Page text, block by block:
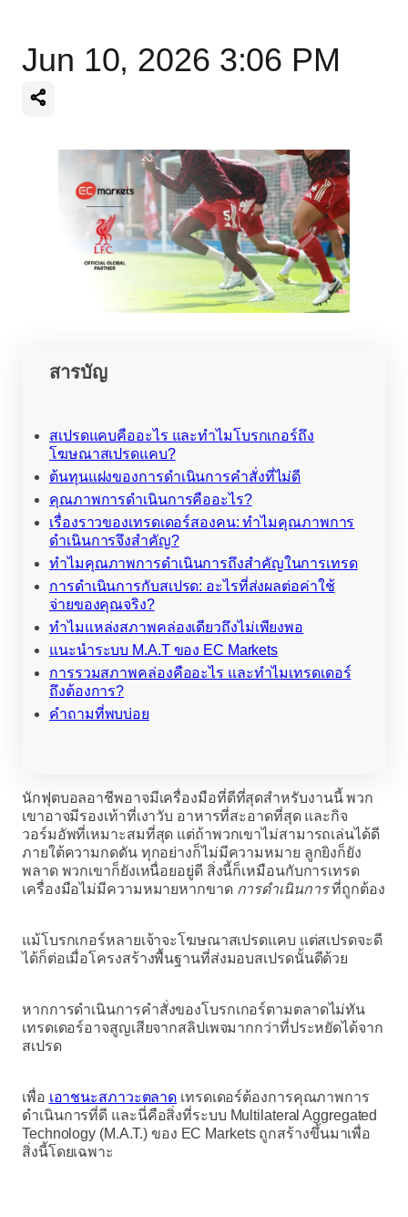
Jun 10, 2026 3:06 PM
สารบัญ
สเปรดแคบคืออะไร และทำไมโบรกเกอร์ถึง
โฆษณาสเปรดแคบ?
ต้นทุนแฝงของการดำเนินการคำสั่งที่ไม่ดี
คุณภาพการดำเนินการคืออะไร?
เรื่องราวของเทรดเดอร์สองคน: ทำไมคุณภาพการ
ดำเนินการจึงสำคัญ?
ทำไมคุณภาพการดำเนินการถึงสำคัญในการเทรด
การดำเนินการกับสเปรด: อะไรที่ส่งผลต่อค่าใช้
จ่ายของคุณจริง?
ทำไมแหล่งสภาพคล่องเดียวถึงไม่เพียงพอ
แนะนำระบบ M.A.T ของ EC Markets
การรวมสภาพคล่องคืออะไร และทำไมเทรดเดอร์
ถึงต้องการ?
คำถามที่พบบ่อย
นักฟุตบอลอาชีพอาจมีเครื่องมือที่ดีที่สุดสำหรับงานนี้ พวก
เขาอาจมีรองเท้าที่เงาวับ อาหารที่สะอาดที่สุด และกิจ
วอร์มอัพที่เหมาะสมที่สุด แต่ถ้าพวกเขาไม่สามารถเล่นได้ดี
ภายใต้ความกดดัน ทุกอย่างก็ไม่มีความหมาย ลูกยิงก็ยัง
พลาด พวกเขาก็ยังเหนื่อยอยู่ดี สิ่งนี้ก็เหมือนกับการเทรด
เครื่องมือไม่มีความหมายหากขาด การดำเนินการที่ถูกต้อง
แม้โบรกเกอร์หลายเจ้าจะโฆษณาสเปรดแคบ แต่สเปรดจะดี
ได้ก็ต่อเมื่อโครงสร้างพื้นฐานที่ส่งมอบสเปรดนั้นดีด้วย
หากการดำเนินการคำสั่งของโบรกเกอร์ตามตลาดไม่ทัน
เทรดเดอร์อาจสูญเสียจากสลิปเพจมากกว่าที่ประหยัดได้จาก
สเปรด
เพื่อ เอาชนะสภาวะตลาด เทรดเดอร์ต้องการคุณภาพการ
ดำเนินการที่ดี และนี่คือสิ่งที่ระบบ Multilateral Aggregated
Technology (M.A.T.) ของ EC Markets ถูกสร้างขึ้นมาเพื่อ
สิ่งนี้โดยเฉพาะ